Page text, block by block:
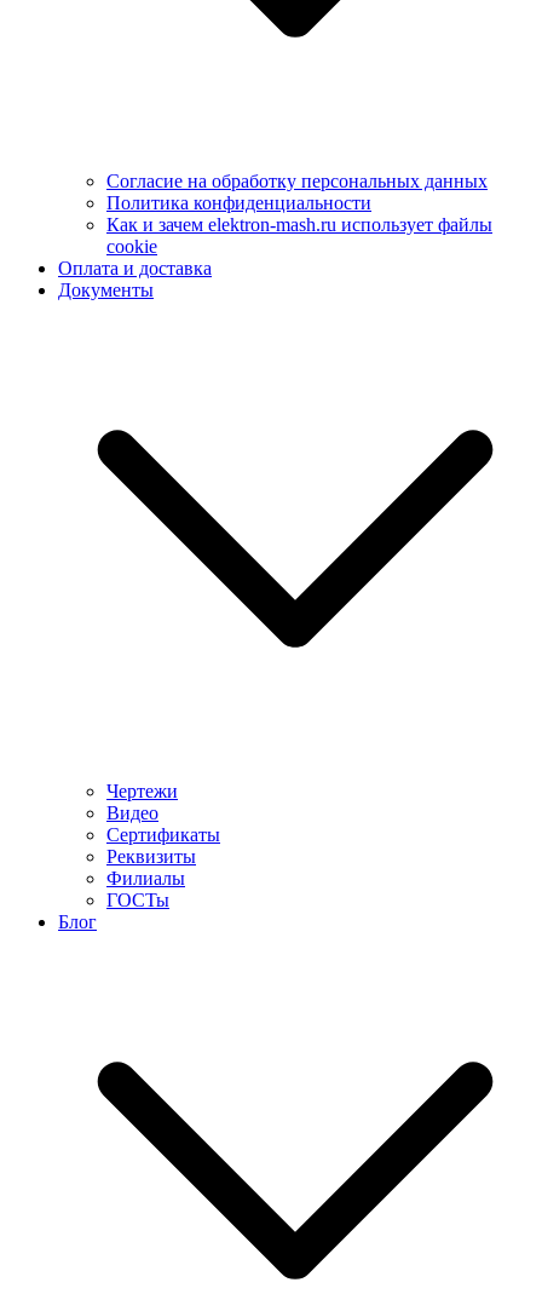
Согласие на обработку персональных данных
Политика конфиденциальности
Как и зачем elektron-mash.ru использует файлы
cookie
Оплата и доставка
Документы
Чертежи
Видео
Сертификаты
Реквизиты
Филиалы
ГОСТы
Блог